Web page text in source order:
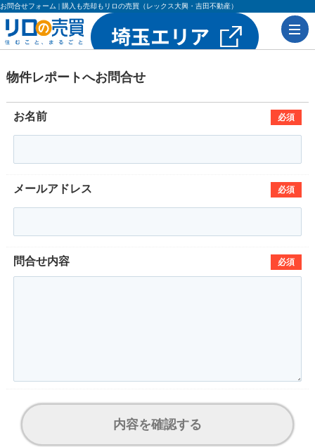
お問合せフォーム | 購入も売却もリロの売買（レックス大興・吉田不動産）
物件レポートへお問合せ
お名前 必須
メールアドレス 必須
問合せ内容 必須
内容を確認する